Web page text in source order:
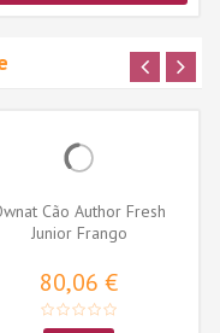
Cão Author Fresh
Junior Frango
80,06 €